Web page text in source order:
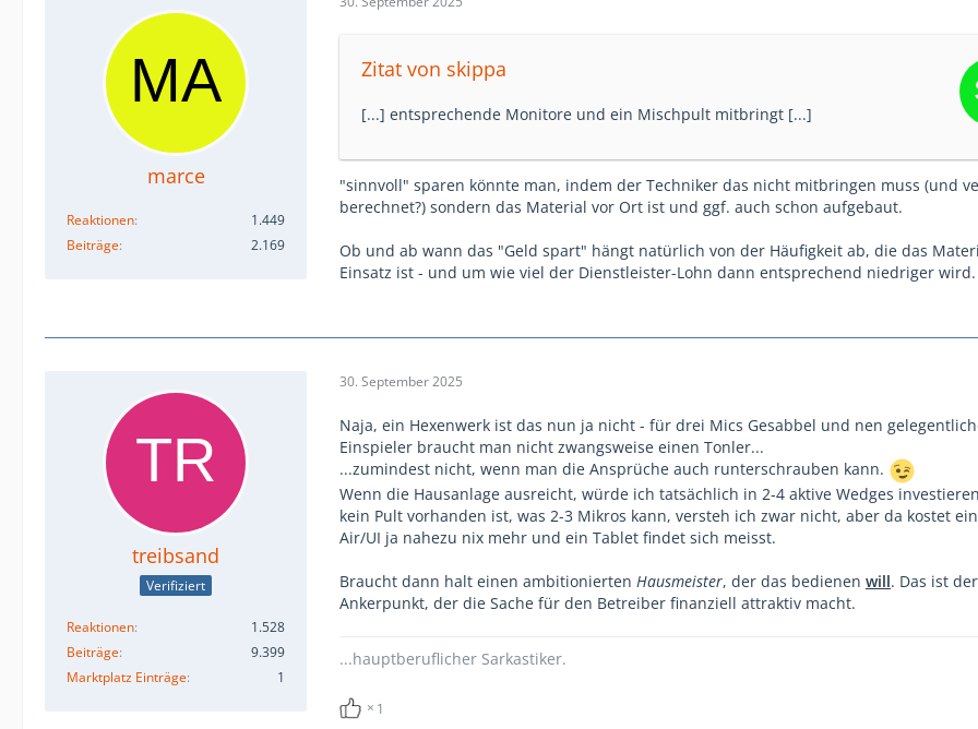
marce
Reaktionen
1.449
Beiträge
2.169
Zitat von skippa
[...] entsprechende Monitore und ein Mischpult mitbringt [...]
"sinnvoll" sparen könnte man, indem der Techniker das nicht mitbringen muss (und
berechnet?) sondern das Material vor Ort ist und ggf. auch schon aufgebaut.
Ob und ab wann das "Geld spart" hängt natürlich von der Häufigkeit ab, die das
Einsatz ist - und um wie viel der Dienstleister-Lohn dann entsprechend niedriger wird.
treibsand
Verifiziert
Reaktionen
1.528
Beiträge
9.399
Marktplatz Einträge
1
30. September 2025
Naja, ein Hexenwerk ist das nun ja nicht - für drei Mics Gesabbel und nen
Einspieler braucht man nicht zwangsweise einen Tonler...
...zumindest nicht, wenn man die Ansprüche auch runterschrauben kann.
Wenn die Hausanlage ausreicht, würde ich tatsächlich in 2-4 aktive Wedges
kein Pult vorhanden ist, was 2-3 Mikros kann, versteh ich zwar nicht, aber da kostet ein
Air/UI ja nahezu nix mehr und ein Tablet findet sich meisst.
Braucht dann halt einen ambitionierten Hausmeister, der das bedienen will. Das ist der
Ankerpunkt, der die Sache für den Betreiber finanziell attraktiv macht.
...hauptberuflicher Sarkastiker.
1